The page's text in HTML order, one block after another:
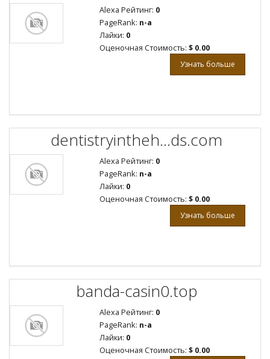
Alexa Рейтинг: 0
PageRank: n-a
Лайки: 0
Оценочная Стоимость: $ 0.00
Узнать больше
dentistryintheh...ds.com
Alexa Рейтинг: 0
PageRank: n-a
Лайки: 0
Оценочная Стоимость: $ 0.00
Узнать больше
banda-casin0.top
Alexa Рейтинг: 0
PageRank: n-a
Лайки: 0
Оценочная Стоимость: $ 0.00